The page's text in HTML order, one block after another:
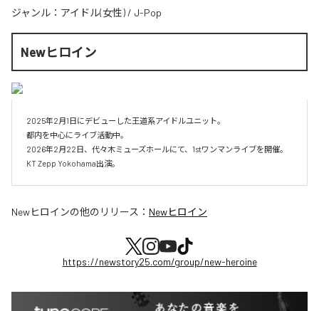
ジャンル： アイドル(女性) / J-Pop
Newヒロイン
2025年2月1日にデビューした王道系アイドルユニット。
都内を中心にライブ活動中。
2026年2月22日、代々木ミューズホールにて、1stワンマンライブを開催。
KT Zepp Yokohama出演。
Newヒロインの他のリリース： Newヒロイン
https://newstory25.com/group/new-heroine